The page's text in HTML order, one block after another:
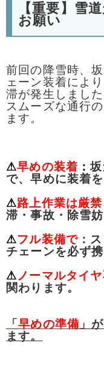
【重要】雪
お願い
前回の降雪時、
ェーン装着によ
滞が発生しました
スムーズな通行
ます。
⚠早めの装着 ：
で、早めに装着を
⚠路上作業は厳禁
滞・事故・除雪
⚠フル装備で ：
チェーンを必ず
⚠ ノーマルタイ
関わります。
「早めの準備 」
ます。